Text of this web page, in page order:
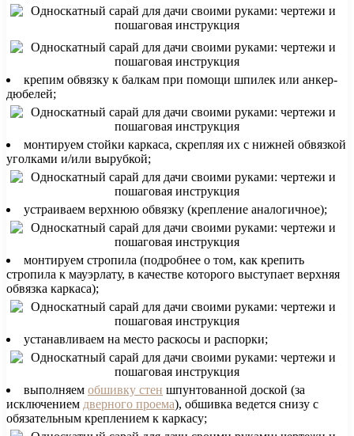
крепим обвязку к балкам при помощи шпилек или анкер-
дюбелей;
монтируем стойки каркаса, скрепляя их с нижней обвязкой
уголками и/или вырубкой;
устраиваем верхнюю обвязку (крепление аналогичное);
монтируем стропила (подробнее о том, как крепить
стропила к мауэрлату, в качестве которого выступает верхняя
обвязка каркаса);
устанавливаем на место раскосы и распорки;
выполняем обшивку стен шпунтованной доской (за
исключением дверного проема), обшивка ведется снизу с
обязательным креплением к каркасу;